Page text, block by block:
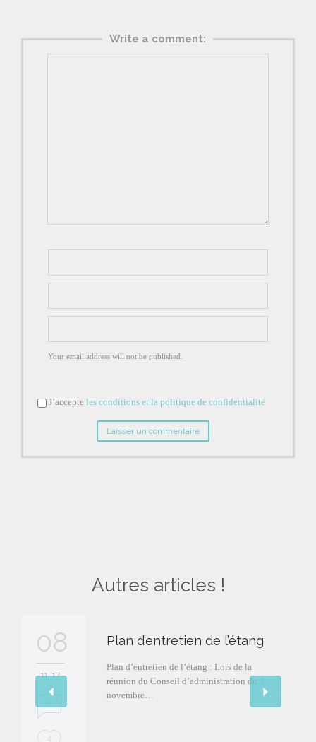
Write a comment:
Your email address will not be published.
J’accepte les conditions et la politique de confidentialité
Autres articles !
08
11 '17
L
4
Plan d’entretien de l’étang
Plan d’entretien de l’étang : Lors de la
réunion du Conseil d’administration du 7
novembre…